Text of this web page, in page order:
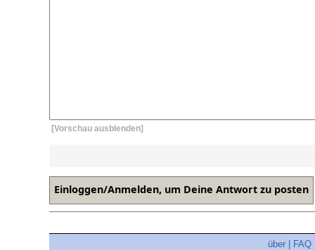
[Vorschau ausblenden]
über FAQ